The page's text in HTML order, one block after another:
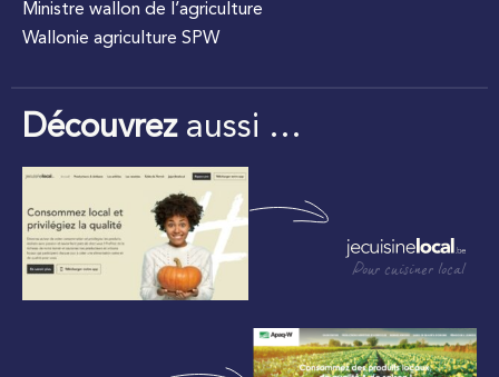
Ministre wallon de l’agriculture
Wallonie agriculture SPW
Découvrezaussi …
Pour cuisiner local